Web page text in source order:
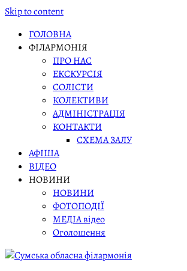
Skip to content
ГОЛОВНА
ФІЛАРМОНІЯ
ПРО НАС
ЕКСКУРСІЯ
СОЛІСТИ
КОЛЕКТИВИ
АДМІНІСТРАЦІЯ
КОНТАКТИ
СХЕМА ЗАЛУ
АФІША
ВІДЕО
НОВИНИ
НОВИНИ
ФОТОПОДІЇ
МЕДІА відео
Оголошення